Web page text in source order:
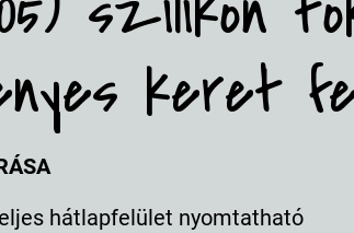
keret
hátlapfelület nyomtatható